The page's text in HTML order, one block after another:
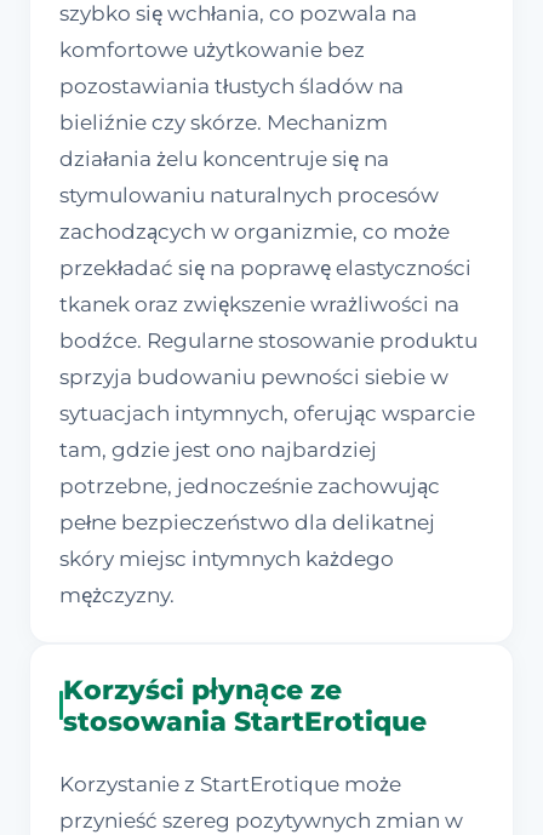
szybko się wchłania, co pozwala na
komfortowe użytkowanie bez
pozostawiania tłustych śladów na
bieliźnie czy skórze. Mechanizm
działania żelu koncentruje się na
stymulowaniu naturalnych procesów
zachodzących w organizmie, co może
przekładać się na poprawę elastyczności
tkanek oraz zwiększenie wrażliwości na
bodźce. Regularne stosowanie produktu
sprzyja budowaniu pewności siebie w
sytuacjach intymnych, oferując wsparcie
tam, gdzie jest ono najbardziej
potrzebne, jednocześnie zachowując
pełne bezpieczeństwo dla delikatnej
skóry miejsc intymnych każdego
mężczyzny.
Korzyści płynące ze
stosowania StartErotique
Korzystanie z StartErotique może
przynieść szereg pozytywnych zmian w